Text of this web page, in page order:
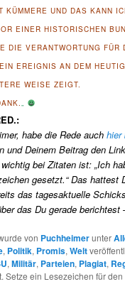
KÜMMERE UND DAS KANN
EINER HISTORISCHEN
DIE VERANTWORTUNG FÜR
EREIGNIS AN DEM
WEISE ZEIGT.
„
habe die Rede auchhier
und Deinem Beitrag den
bei Zitaten ist: „Ich
gesetzt.“ Das hattest
das tagesaktuelle
das Du gerade berichtest
von Puchheimerunter
, Politik, Promis,Welt
,Militär, Parteien, Plagiat,
Setze ein Lesezeichen für den